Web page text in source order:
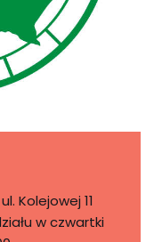
Kolejowej 11
w czwartki